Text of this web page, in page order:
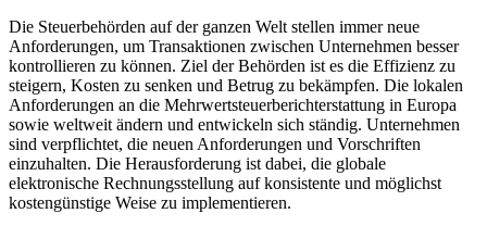
Die Steuerbehörden auf der ganzen Welt stellen immer neue
Anforderungen, um Transaktionen zwischen Unternehmen besser
kontrollieren zu können. Ziel der Behörden ist es die Effizienz zu
steigern, Kosten zu senken und Betrug zu bekämpfen. Die lokalen
Anforderungen an die Mehrwertsteuerberichterstattung in Europa
sowie weltweit ändern und entwickeln sich ständig. Unternehmen
sind verpflichtet, die neuen Anforderungen und Vorschriften
einzuhalten. Die Herausforderung ist dabei, die globale
elektronische Rechnungsstellung auf konsistente und möglichst
kostengünstige Weise zu implementieren.